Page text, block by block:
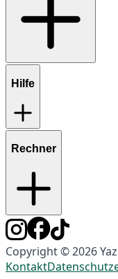
Hilfe
Rechner
Copyright © 2026
Kontakt